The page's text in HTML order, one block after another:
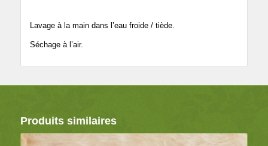
Lavage à la main dans l’eau froide / tiède.
Séchage à l’air.
Produits similaires